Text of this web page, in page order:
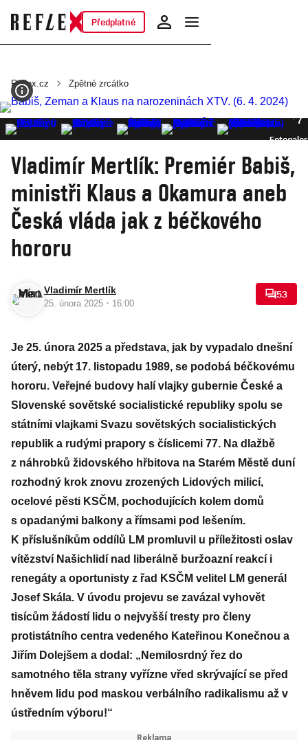
Předplatné
Reflex.cz Zpětné zrcátko
7
Vladimír Mertlík: Premiér Babiš,
ministři Klaus a Okamura aneb
Česká vláda jak z béčkového
hororu
Vladimír Mertlík
25. února 2025 · 16:00
53
Je 25. února 2025 a představa, jak by vypadalo dnešní
úterý, nebýt 17. listopadu 1989, se podobá béčkovému
hororu. Veřejné budovy halí vlajky gubernie České a
Slovenské sovětské socialistické republiky spolu se
státními vlajkami Svazu sovětských socialistických
republik a rudými prapory s číslicemi 77. Na dlažbě
z náhrobků židovského hřbitova na Starém Městě duní
rozhodný krok znovu zrozených Lidových milicí,
ocelové pěsti KSČM, pochodujících kolem domů
s opadanými balkony a římsami pod lešením.
K příslušníkům oddílů LM promluvil u příležitosti oslav
vítězství Našichlidí nad liberálně buržoazní reakcí i
renegáty a oportunisty z řad KSČM velitel LM generál
Josef Skála. V úvodu projevu se zavázal vyhovět
tisícům žádostí lidu o nejvyšší tresty pro členy
protistátního centra vedeného Kateřinou Konečnou a
Jiřím Dolejšem a dodal: „Nemilosrdný řez do
samotného těla strany vyřízne vřed skrývající se před
hněvem lidu pod maskou verbálního radikalismu až v
ústředním výboru!“